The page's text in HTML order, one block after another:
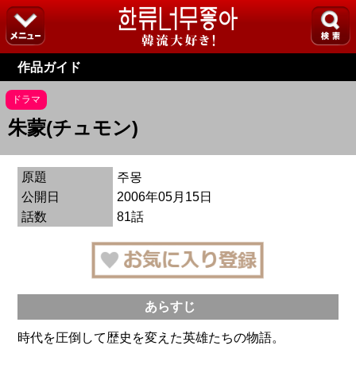
作品ガイド
ドラマ
朱蒙(チュモン)
原題
주몽
公開日
2006年05月15日
話数
81話
あらすじ
時代を圧倒して歴史を変えた英雄たちの物語。